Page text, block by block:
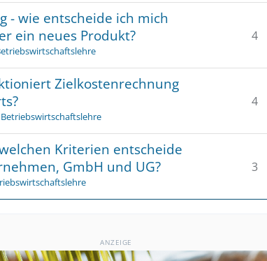
- wie entscheide ich mich
ein neues Produkt?
4
Zielkostenrechnung
Betriebswirtschaftslehre
4
Kriterien entscheide
GmbH und UG?
3
ANZEIGE